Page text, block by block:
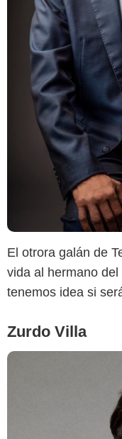
El otrora galán de
vida al hermano
tenemos idea si
Zurdo Villa